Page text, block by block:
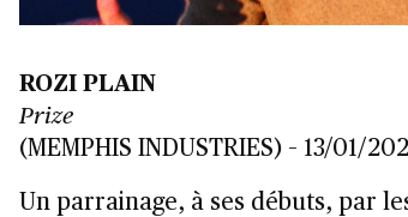
ROZI PLAIN
Prize
(MEMPHIS INDUSTRIES) – 13/01/
Un parrainage, à ses débuts, par